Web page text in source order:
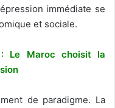
immédiate se
et sociale.
Le Maroc choisit la
de paradigme. La